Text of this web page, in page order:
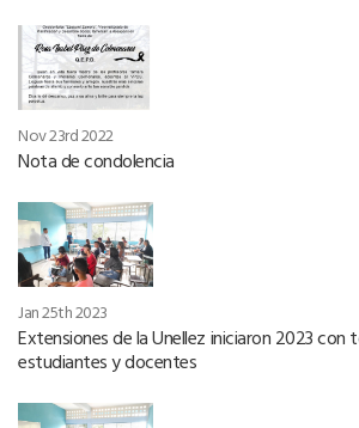
Nov 23rd 2022
Nota de condolencia
Jan 25th 2023
Extensiones de la Unellez iniciaron 2023 con
estudiantes y docentes